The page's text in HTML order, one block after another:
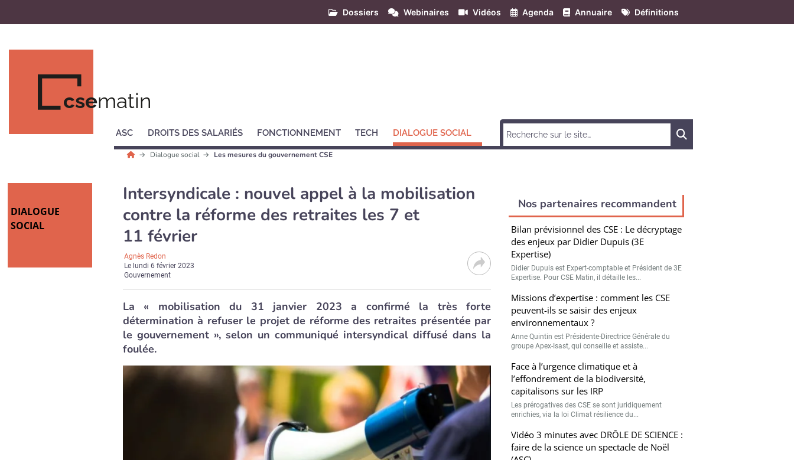
Dossiers Webinaires Vidéos Agenda Annuaire Définitions
csematin
ASC DROITS DES SALARIÉS FONCTIONNEMENT TECH DIALOGUE SOCIAL
Dialogue social Les mesures du gouvernement CSE
DIALOGUE
SOCIAL
Intersyndicale : nouvel appel à la mobilisation
contre la réforme des retraites les 7 et
11 février
Agnès Redon
Le lundi 6 février 2023
Gouvernement
La « mobilisation du 31 janvier 2023 a confirmé la très forte
détermination à refuser le projet de réforme des retraites présentée par
le gouvernement », selon un communiqué intersyndical diffusé dans la
foulée.
Nos partenaires recommandent
Bilan prévisionnel des CSE : Le décryptage
des enjeux par Didier Dupuis (3E
Expertise)
Didier Dupuis est Expert-comptable et Président de 3E
Expertise. Pour CSE Matin, il détaille les...
Missions d’expertise : comment les CSE
peuvent-ils se saisir des enjeux
environnementaux ?
Anne Quintin est Présidente-Directrice Générale du
groupe Apex-Isast, qui conseille et assiste...
Face à l’urgence climatique et à
l’effondrement de la biodiversité,
capitalisons sur les IRP
Les prérogatives des CSE se sont juridiquement
enrichies, via la loi Climat résilience du...
Vidéo 3 minutes avec DRÔLE DE SCIENCE :
faire de la science un spectacle de Noël